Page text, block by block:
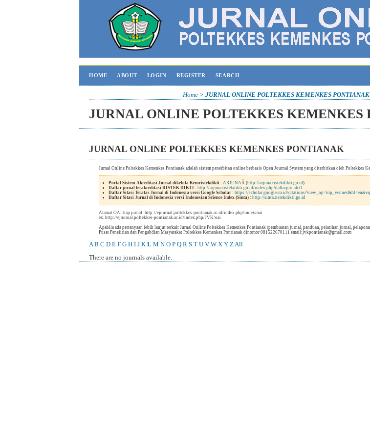
HOME ABOUT LOGIN REGISTER SEARCH
Home> JURNAL ONLINE POLTEKKES KEMENKES PONTIANAK
JURNAL ONLINE POLTEKKES KEMENKES
JURNAL ONLINE POLTEKKES KEMENKES PONTIANAK
Jurnal Online Poltekkes Kemenkes Pontianak adalah sistem penerbitan online berbasis Open Journal System yang diterbitkan oleh Poltekkes
Portal Sistem Akreditasi Jurnal dikelola Kemristekdikti : ARJUNAÂ (http://arjuna.ristekdikti.go.id)
Daftar jurnal terakreditasi RISTEK DIKTI : http://arjuna.ristekdikti.go.id/index.php/daftarjurnalctl
Daftar Sitasi Teratas Jurnal di Indonesia versi Google Scholar : https://scholar.google.co.id/
Daftar Sitasi Jurnal di Indonesia versi Indonesian Science Index (Sinta) : http://sinta.ristekdikti.go.id
Alamat OAI tiap jurnal: http://ejournal.poltekkes-pontianak.ac.id/index.php/index/oai
ex. http://ejournal.poltekkes-pontianak.ac.id/index.php/JVK/oai
Apabila ada pertanyaan lebih lanjut terkait Jurnal Online Poltekkes Kemenkes Pontianak (pembuatan jurnal, panduan, pelatihan jurnal,
Pusat Penelitian dan Pengabdian Masyarakat Poltekkes Kemenkes Pontianak dinomor 081522670111 email:jvkpontianak@gmail.com
A B C D E F G H I J K L M N O P Q R S T U V W X Y Z All
There are no journals available.